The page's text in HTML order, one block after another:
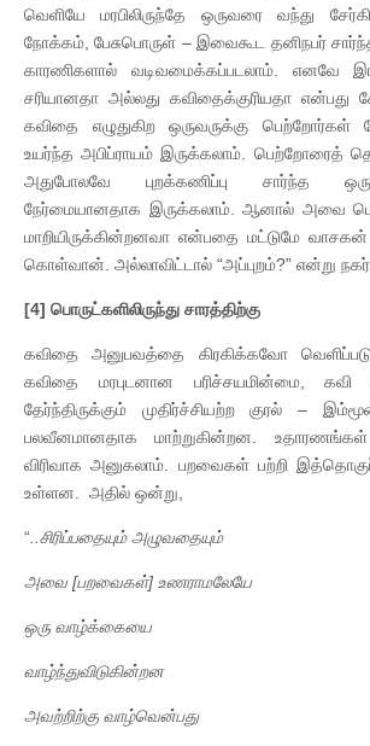
வெளியே மரபிலிருந்தே ஒருவரை வந்து
நோக்கம், பேசுபொருள் – இவைகூட தனிநபர்
காரணிகளால் வடிவமைக்கப்படலாம். எனவே
சரியானதா அல்லது கவிதைக்குரியதா என்பது
கவிதை எழுதுகிற ஒருவருக்கு
உயர்ந்த அபிப்ராயம் இருக்கலாம். பெற்றோரைத்
அதுபோலவே புறக்கணிப்பு சார்ந்த
நேர்மையானதாக இருக்கலாம். ஆனால் அவை
மாறியிருக்கின்றனவா என்பதை மட்டுமே
கொள்வான். அல்லாவிட்டால் “அப்புறம்?” என்று
[4] பொருட்களிலிருந்து சாரத்திற்கு
கவிதை அனுபவத்தை கிரகிக்கவோ
கவிதை மரபுடனான பரிச்சயமின்மை, கவி
தேர்ந்திருக்கும் முதிர்ச்சியற்ற குரல் –
பலவீனமானதாக மாற்றுகின்றன.
விரிவாக அனுகலாம். பறவைகள் பற்றி
உள்ளன. அதில் ஒன்று,
“ சிரிப்பதையும் அழுவதையும்
அவை [பறவைகள்] உணராமலேயே
ஒரு வாழ்க்கையை
வாழ்ந்துவிடுகின்றன
அவற்றிற்கு வாழ்வென்பது